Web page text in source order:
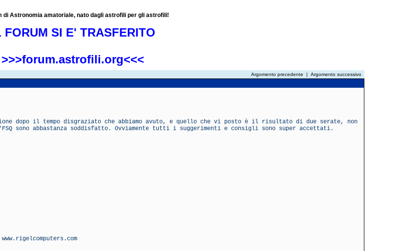
di Astronomia amatoriale, nato dagli astrofili per gli astrofili!
FORUM SI E' TRASFERITO
>>>forum.astrofili.org<<<
Argomento precedente | Argomento successivo
dopo il tempo disgraziato che abbiamo avuto, e quello che vi posto è il risultato di due serate, non
sono abbastanza soddisfatto. Ovviamente tutti i suggerimenti e consigli sono super accettati.